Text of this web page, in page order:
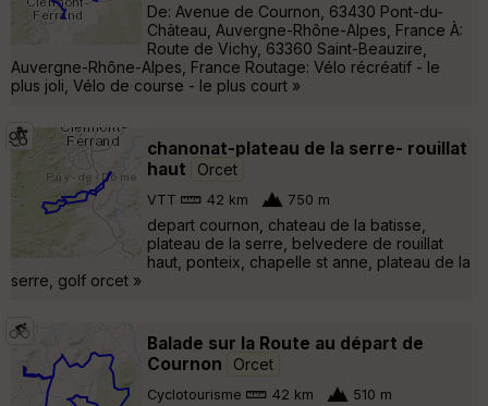
De: Avenue de Cournon, 63430 Pont-du-
Château, Auvergne-Rhône-Alpes, France À:
Route de Vichy, 63360 Saint-Beauzire,
Auvergne-Rhône-Alpes, France Routage: Vélo récréatif - le
plus joli, Vélo de course - le plus court »
chanonat-plateau de la serre- rouillat
haut
Orcet
VTT 42 km 750 m
depart cournon, chateau de la batisse,
plateau de la serre, belvedere de rouillat
haut, ponteix, chapelle st anne, plateau de la
serre, golf orcet »
Balade sur la Route au départ de
Cournon
Orcet
Cyclotourisme 42 km 510 m